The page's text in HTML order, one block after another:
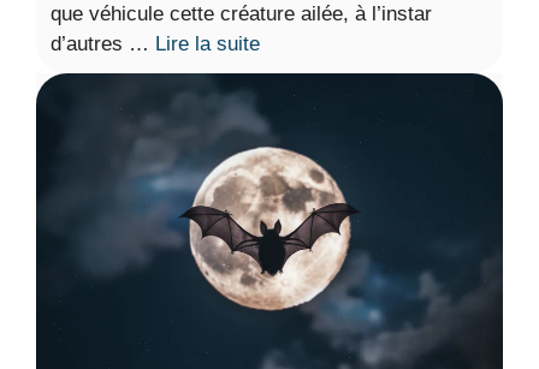
que véhicule cette créature ailée, à l’instar
d’autres … Lire la suite